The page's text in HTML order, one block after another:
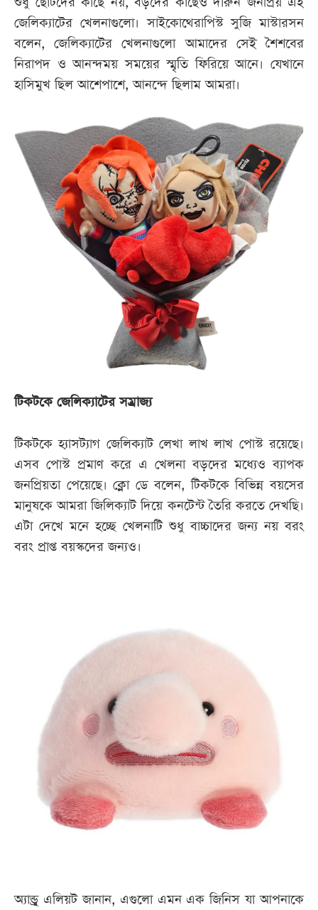
জেলিক্যাটের খেলনাগুলো। সাইকোথেরাপিস্ট সুজি মাস্টারসন
বলেন, জেলিক্যাটের খেলনাগুলো আমাদের সেই শৈশবের
নিরাপদ ও আনন্দময় সময়ের স্মৃতি ফিরিয়ে আনে। যেখানে
হাসিমুখ ছিল আশেপাশে, আনন্দে ছিলাম আমরা।
টিকটকে জেলিক্যাটের সম্রাজ্য
টিকটকে হ্যাসট্যাগ জেলিক্যাট লেখা লাখ লাখ পোস্ট রয়েছে।
এসব পোস্ট প্রমাণ করে এ খেলনা বড়দের মধ্যেও ব্যাপক
জনপ্রিয়তা পেয়েছে। ক্লো ডে বলেন, টিকটকে বিভিন্ন বয়সের
মানুষকে আমরা জিলিক্যাট দিয়ে কনটেন্ট তৈরি করতে দেখছি।
এটা দেখে মনে হচ্ছে খেলনাটি শুধু বাচ্চাদের জন্য নয় বরং
বরং প্রাপ্ত বয়স্কদের জন্যও।
অ্যান্ড্রু এলিয়ট জানান, এগুলো এমন এক জিনিস যা আপনাকে